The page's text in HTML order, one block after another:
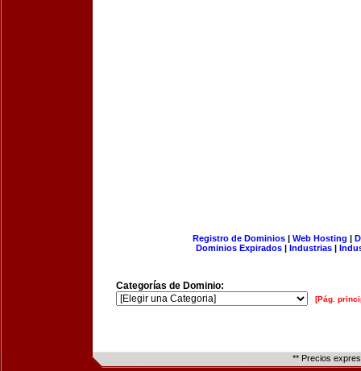
Registro de Dominios| Web Hosting |
Dominios Expirados | Industrias |
Categorías de Dominio:
[Pág.
** Precios